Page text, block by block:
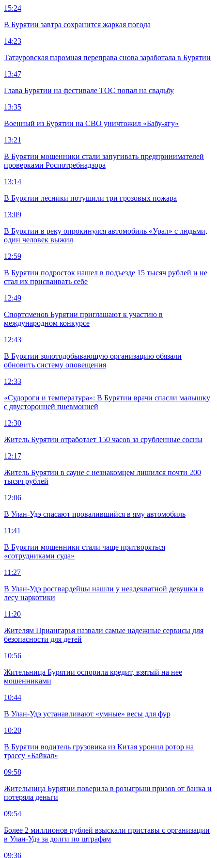
15:24
В Бурятии завтра сохранится жаркая погода
14:23
Татауровская паромная переправа снова заработала в Бурятии
13:47
Глава Бурятии на фестивале ТОС попал на свадьбу
13:35
Военный из Бурятии на СВО уничтожил «Бабу-ягу»
13:21
В Бурятии мошенники стали запугивать предпринимателей
проверками Роспотребнадзора
13:14
В Бурятии лесники потушили три грозовых пожара
13:09
В Бурятии в реку опрокинулся автомобиль «Урал» с людьми,
один человек выжил
12:59
В Бурятии подросток нашел в подъезде 15 тысяч рублей и не
стал их присваивать себе
12:49
Спортсменов Бурятии приглашают к участию в
международном конкурсе
12:43
В Бурятии золотодобывающую организацию обязали
обновить систему оповещения
12:33
«Судороги и температура»: В Бурятии врачи спасли малышку
с двусторонней пневмонией
12:30
Житель Бурятии отработает 150 часов за срубленные сосны
12:17
Житель Бурятии в сауне с незнакомцем лишился почти 200
тысяч рублей
12:06
В Улан-Удэ спасают провалившийся в яму автомобиль
11:41
В Бурятии мошенники стали чаще притворяться
«сотрудниками суда»
11:27
В Улан-Удэ росгвардейцы нашли у неадекватной девушки в
лесу наркотики
11:20
Жителям Приангарья назвали самые надежные сервисы для
безопасности для детей
10:56
Жительница Бурятии оспорила кредит, взятый на нее
мошенниками
10:44
В Улан-Удэ устанавливают «умные» весы для фур
10:20
В Бурятии водитель грузовика из Китая уронил ротор на
трассу «Байкал»
09:58
Жительница Бурятии поверила в розыгрыш призов от банка и
потеряла деньги
09:54
Более 2 миллионов рублей взыскали приставы с организации
в Улан-Удэ за долги по штрафам
09:36